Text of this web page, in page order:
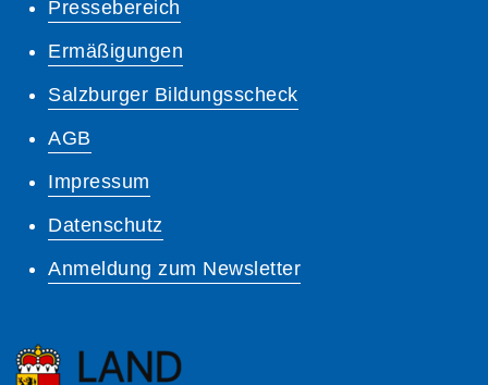
Pressebereich
Ermäßigungen
Salzburger Bildungsscheck
AGB
Impressum
Datenschutz
Anmeldung zum Newsletter